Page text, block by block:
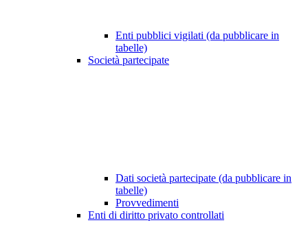
Enti pubblici vigilati (da pubblicare in
tabelle)
Società partecipate
Dati società partecipate (da pubblicare in
tabelle)
Provvedimenti
Enti di diritto privato controllati